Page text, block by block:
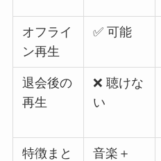
オフライ
ン再生
✅ 可能
退会後の
再生
❌ 聴けな
い
特徴まと
音楽＋